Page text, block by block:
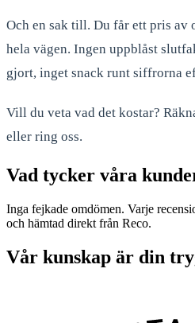
Och en sak till. Du får ett pris av
hela vägen. Ingen uppblåst
gjort, inget snack runt siffrorna
Vill du veta vad det kostar?
eller ring oss.
Vad tycker våra
Inga fejkade omdömen. Varje
och hämtad direkt från Reco.
Vår kunskap är din